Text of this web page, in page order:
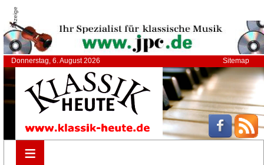
Anzeige
Donnerstag, 6. August 2026 Sitemap
≡
≡